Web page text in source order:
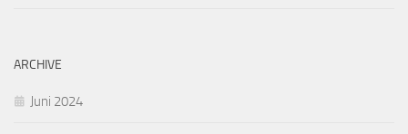
ARCHIVE
Juni 2024